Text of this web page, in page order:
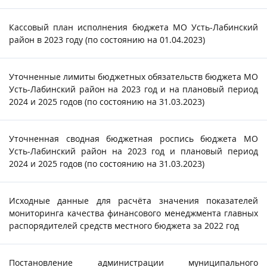
Кассовый план исполнения бюджета МО Усть-Лабинский
район в 2023 году (по состоянию на 01.04.2023)
Уточненные лимиты бюджетных обязательств бюджета МО
Усть-Лабинский район на 2023 год и на плановый период
2024 и 2025 годов (по состоянию на 31.03.2023)
Уточненная сводная бюджетная роспись бюджета МО
Усть-Лабинский район на 2023 год и плановый период
2024 и 2025 годов (по состоянию на 31.03.2023)
Исходные данные для расчёта значения показателей
мониторинга качества финансового менеджмента главных
распорядителей средств местного бюджета за 2022 год
Постановление администрации муниципального